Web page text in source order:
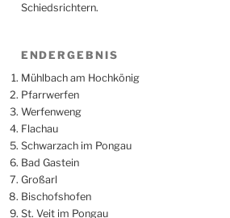
Schiedsrichtern.
ENDERGEBNIS
Mühlbach am Hochkönig
Pfarrwerfen
Werfenweng
Flachau
Schwarzach im Pongau
Bad Gastein
Großarl
Bischofshofen
St. Veit im Pongau